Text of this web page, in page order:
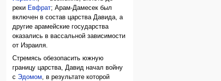
реки Евфрат; Арам-Дамесек был
включен в состав царства Давида, а
другие арамейские государства
оказались в вассальной зависимости
от Израиля.
Стремясь обезопасить южную
границу царства, Давид начал войну
с Эдомом , в результате которой